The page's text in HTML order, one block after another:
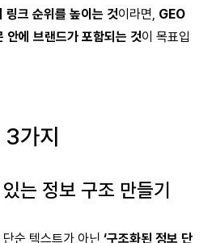
링크 순위를 높이는 것이라면, GEO
안에 브랜드가 포함되는 것이 목표입
3가지
는 정보 구조 만들기
순 텍스트가 아닌 ‘구조화된 정보 단